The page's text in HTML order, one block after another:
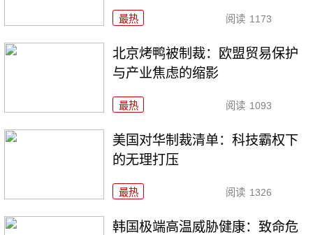
最热 阅读 1173
北京烤鸭被制裁：欧盟贸易保护
与产业焦虑的缩影
最热 阅读 1093
美国对华制裁清单：科技霸权下
的无理打压
最热 阅读 1326
韩国极端高温威胁健康：致命危